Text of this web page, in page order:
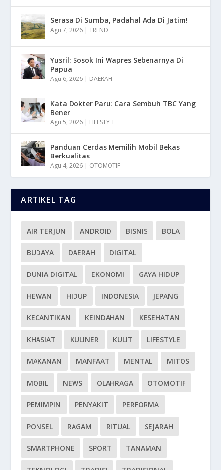
Serasa Di Sumba, Padahal Ada Di Jatim!
Agu 7, 2026 |TREND
Yusril: Sosok Ini Wapres Sebenarnya Di
Papua
Agu 6, 2026 | DAERAH
Kata Dokter Paru: Cara Sembuh TBC Yang
Bener
Agu 5, 2026 | LIFESTYLE
Panduan Cerdas Memilih Mobil Bekas
Berkualitas
Agu 4, 2026 | OTOMOTIF
ARTIKEL TAG
AIR TERJUN ANDROID BISNIS BOLA
BUDAYA DAERAH DIGITAL
DUNIA DIGITAL EKONOMI GAYA HIDUP
HEWAN HIDUP INDONESIA JEPANG
KECANTIKAN KEINDAHAN KESEHATAN
KHASIAT KULINER KULIT LIFESTYLE
MAKANAN MANFAAT MENTAL MITOS
MOBIL NEWS OLAHRAGA OTOMOTIF
PEMIMPIN PENYAKIT PERFORMA
PONSEL RAGAM RITUAL SEJARAH
SMARTPHONE SPORT TANAMAN